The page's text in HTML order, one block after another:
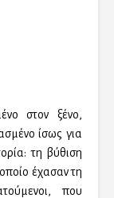
στον ξένο,
ίσως για
τη βύθιση
έχασαν τη
που